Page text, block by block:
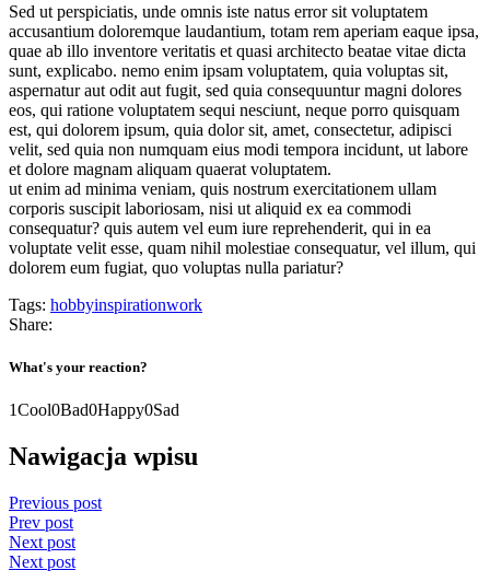
Sed ut perspiciatis, unde omnis iste natus error sit voluptatem
accusantium doloremque laudantium, totam rem aperiam eaque ipsa,
quae ab illo inventore veritatis et quasi architecto beatae vitae dicta
sunt, explicabo. nemo enim ipsam voluptatem, quia voluptas sit,
aspernatur aut odit aut fugit, sed quia consequuntur magni dolores
eos, qui ratione voluptatem sequi nesciunt, neque porro quisquam
est, qui dolorem ipsum, quia dolor sit, amet, consectetur, adipisci
velit, sed quia non numquam eius modi tempora incidunt, ut labore
et dolore magnam aliquam quaerat voluptatem.
ut enim ad minima veniam, quis nostrum exercitationem ullam
corporis suscipit laboriosam, nisi ut aliquid ex ea commodi
consequatur? quis autem vel eum iure reprehenderit, qui in ea
voluptate velit esse, quam nihil molestiae consequatur, vel illum, qui
dolorem eum fugiat, quo voluptas nulla pariatur?
Tags: hobbyinspirationwork
Share:
What's your reaction?
1Cool0Bad0Happy0Sad
Nawigacja wpisu
Previous post
Prev post
Next post
Next post